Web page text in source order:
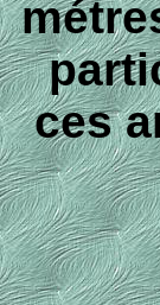
ces